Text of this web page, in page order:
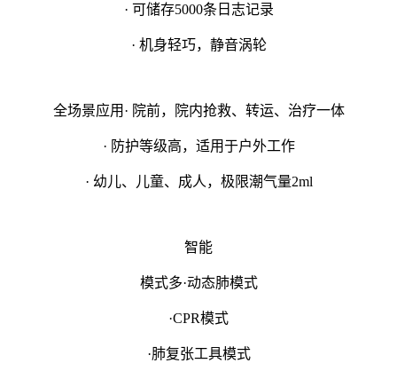
· 可储存5000条日志记录
· 机身轻巧，静音涡轮
全场景应用· 院前，院内抢救、转运、治疗一体
· 防护等级高，适用于户外工作
· 幼儿、儿童、成人，极限潮气量2ml
智能
模式多·动态肺模式
·CPR模式
·肺复张工具模式